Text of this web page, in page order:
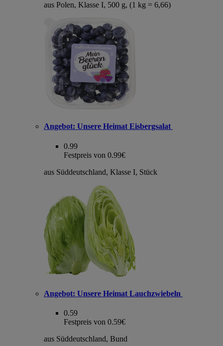
aus Polen, Klasse I, 500 g, (1 kg = 6,66)
Angebot: Unsere Heimat Eisbergsalat
0.99
Festpreis von 0.99€
aus Süddeutschland, Klasse I, Stück
Angebot: Unsere Heimat Lauchzwiebeln
0.59
Festpreis von 0.59€
aus Süddeutschland, Bund